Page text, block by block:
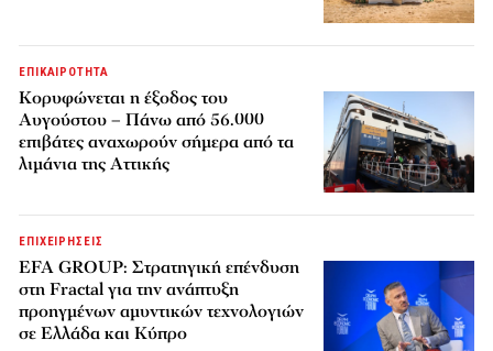
ΕΠΙΚΑΙΡΟΤΗΤΑ
Κορυφώνεται η έξοδος του
Αυγούστου – Πάνω από 56.000
επιβάτες αναχωρούν σήμερα από τα
λιμάνια της Αττικής
ΕΠΙΧΕΙΡΗΣΕΙΣ
EFA GROUP: Στρατηγική επένδυση
στη Fractal για την ανάπτυξη
προηγμένων αμυντικών τεχνολογιών
σε Ελλάδα και Κύπρο